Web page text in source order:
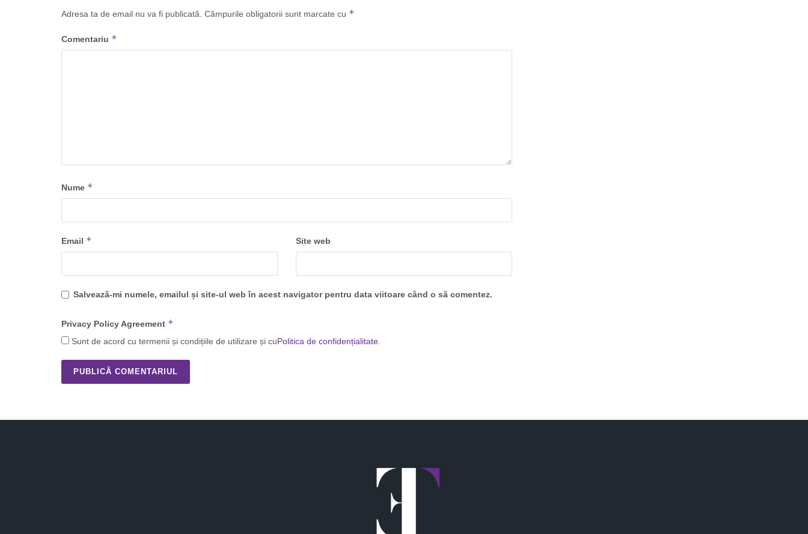
Adresa ta de email nu va fi publicată. Câmpurile obligatorii sunt marcate cu *
Comentariu *
Nume *
Email * Site web
Salvează-mi numele, emailul și site-ul web în acest navigator pentru data viitoare când o să comentez.
Privacy Policy Agreement *
Sunt de acord cu termenii și condițiile de utilizare și cuPolitica de confidențialitate